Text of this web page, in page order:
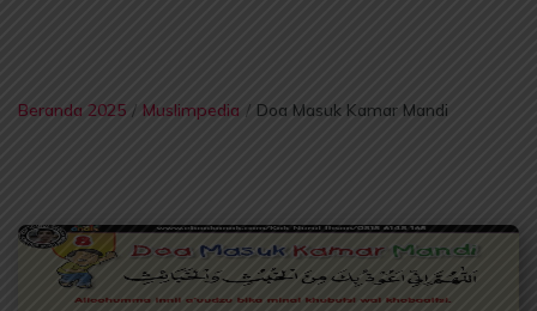
Beranda 2025 / Muslimpedia / Doa Masuk Kamar Mandi